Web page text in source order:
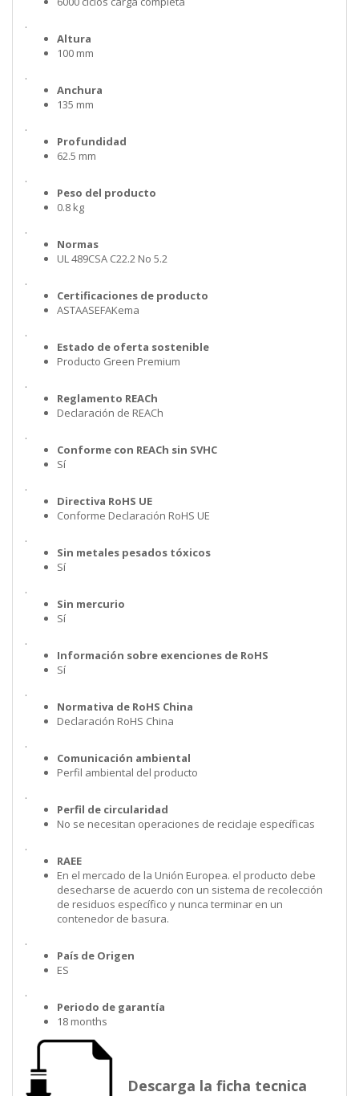
.
Altura
100 mm
.
Anchura
135 mm
.
Profundidad
62.5 mm
.
Peso del producto
0.8 kg
.
Normas
UL 489CSA C22.2 No 5.2
.
Certificaciones de producto
ASTAASEFAKema
.
Estado de oferta sostenible
Producto Green Premium
.
Reglamento REACh
Declaración de REACh
.
Conforme con REACh sin SVHC
Sí
.
Directiva RoHS UE
Conforme Declaración RoHS UE
.
Sin metales pesados tóxicos
Sí
.
Sin mercurio
Sí
.
Información sobre exenciones de RoHS
Sí
.
Normativa de RoHS China
Declaración RoHS China
.
Comunicación ambiental
Perfil ambiental del producto
.
Perfil de circularidad
No se necesitan operaciones de reciclaje específicas
.
RAEE
En el mercado de la Unión Europea. el producto debe
desecharse de acuerdo con un sistema de recolección
de residuos específico y nunca terminar en un
contenedor de basura.
.
País de Origen
ES
.
Periodo de garantía
18 months
Descarga la ficha tecnica